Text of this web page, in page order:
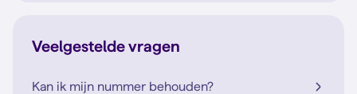
Veelgestelde vragen
Kan ik mijn nummer behouden?